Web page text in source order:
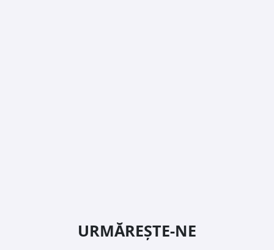
URMĂREȘTE-NE